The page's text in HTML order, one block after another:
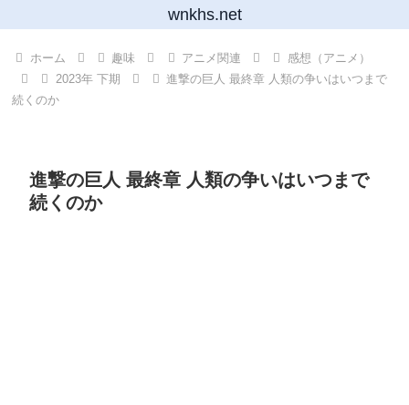
wnkhs.net
ホーム 趣味 アニメ関連
感想（アニメ）
2023年 下期
進撃の巨人 最終章 人類の争いはいつまで
続くのか
進撃の巨人 最終章 人類の争いはいつまで
続くのか